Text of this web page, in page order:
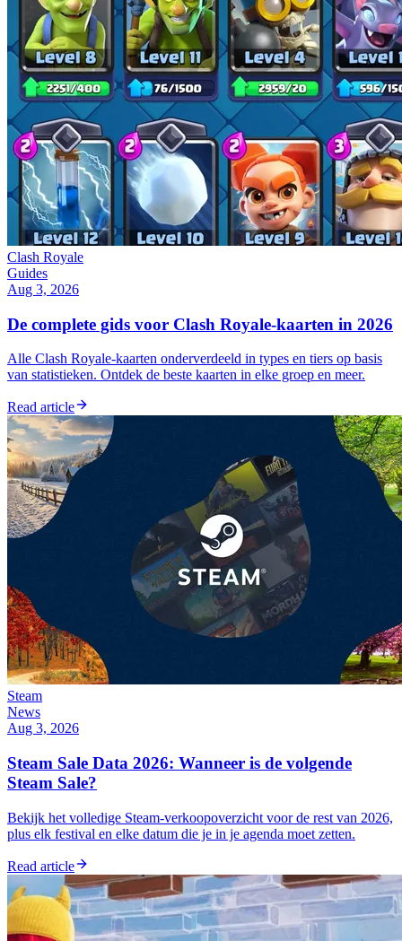
Clash Royale
Guides
Aug 3, 2026
De complete gids voor Clash Royale-kaarten in 2026
Alle Clash Royale-kaarten onderverdeeld in types en tiers op basis
van statistieken. Ontdek de beste kaarten in elke groep en meer.
Read article
Steam
News
Aug 3, 2026
Steam Sale Data 2026: Wanneer is de volgende
Steam Sale?
Bekijk het volledige Steam-verkoopoverzicht voor de rest van 2026,
plus elk festival en elke datum die je in je agenda moet zetten.
Read article